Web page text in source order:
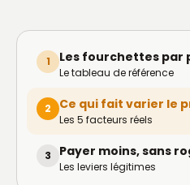
1 Les fourchettes par
Le tableau de référence
2 Ce qui fait varier le
Les 5 facteurs réels
3 Payer moins, sans
Les leviers légitimes